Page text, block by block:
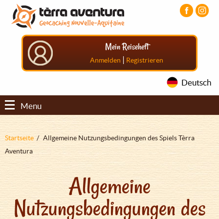
Direkt
zum
Inhalt
Aller
menu
principal
Aller
pied
Mein Reiseheft
Anmelden | Registrieren
Deutsch
Menu
Pfadnavigation
Startseite
Allgemeine Nutzungsbedingungen des Spiels Tèrra
Aventura
Allgemeine
Nutzungsbedingungen des